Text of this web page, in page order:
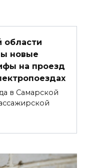
области
новые
на проезд
в Самарской